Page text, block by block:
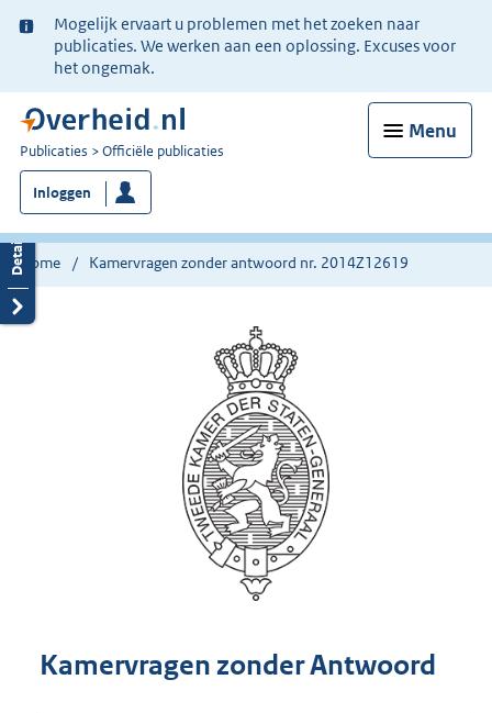
Ter
informatie:
Mogelijk ervaart u problemen met het zoeken naar
publicaties. We werken aan een oplossing. Excuses voor
het ongemak.
Menu
U
bent
nu
hier:
Publicaties Officiële publicaties
Inloggen
Home Kamervragen zonder antwoord nr. 2014Z12619
Kamervragen zonder Antwoord